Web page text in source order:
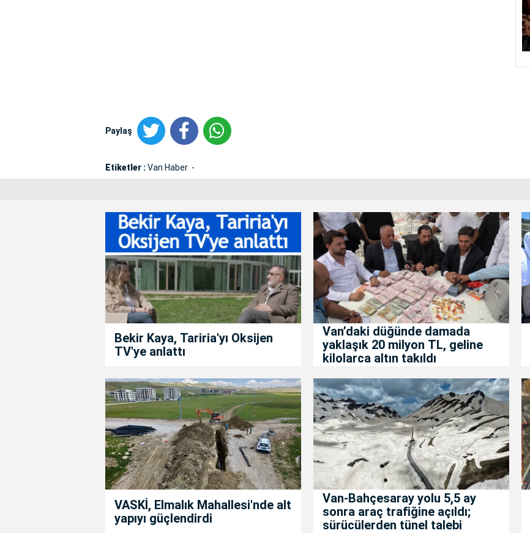
Paylaş
Etiketler :Van Haber
Bekir Kaya, Tariria'yı Oksijen
TV'ye anlattı
Van’daki düğünde damada
yaklaşık 20 milyon TL, geline
kilolarca altın takıldı
VASKİ, Elmalık Mahallesi'nde alt
yapıyı güçlendirdi
Van-Bahçesaray yolu 5,5 ay
sonra araç trafiğine açıldı;
sürücülerden tünel talebi